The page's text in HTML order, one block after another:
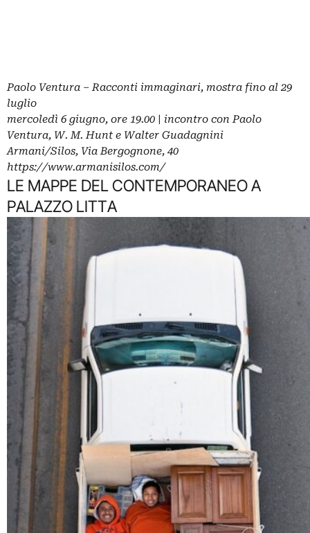
Paolo Ventura – Racconti immaginari, mostra fino al 29
luglio
mercoledì 6 giugno, ore 19.00 | incontro con Paolo
Ventura, W. M. Hunt e Walter Guadagnini
Armani/Silos, Via Bergognone, 40
https://www.armanisilos.com/
LE MAPPE DEL CONTEMPORANEO A
PALAZZO LITTA